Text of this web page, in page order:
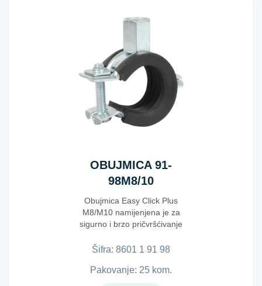
OBUJMICA 91-
98M8/10
Obujmica Easy Click Plus
M8/M10 namijenjena je za
sigurno i brzo pričvršćivanje
Šifra: 8​6​0​1​ ​1​ ​9​1​ ​9​8​
Pakovanje: 25 kom.